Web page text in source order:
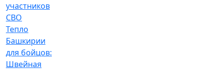
Тепло
Башкирии
для бойцов:
Швейная